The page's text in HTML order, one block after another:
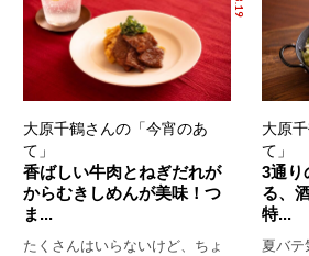
大原千鶴さんの「今宵のあ
て」
香ばしい牛肉とねぎだれが
からむきしめんが美味！つ
ま...
たくさんはいらないけど、ちょ
大原
て」
3通り
る、
特...
夏バテ